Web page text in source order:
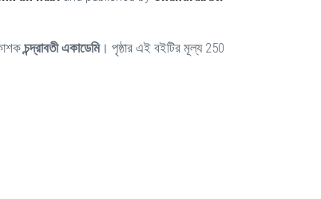
চন্দ্রাবতী একাডেমি। পৃষ্ঠার এই বইটির মূল্য 250